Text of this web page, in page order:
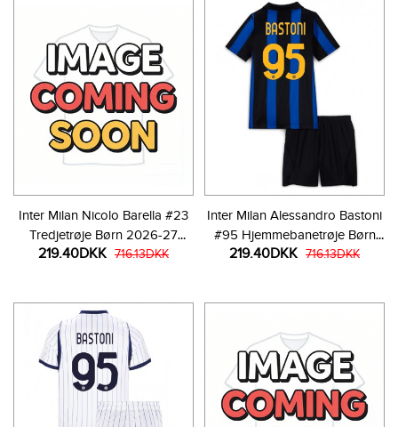
Inter Milan Nicolo Barella #23
Tredjetrøje Børn 2026-27
Kortærmet (+ Korte bukser)
219.40DKK 716.13DKK
Inter Milan Alessandro Bastoni
#95 Hjemmebanetrøje Børn
2026-27 Kortærmet (+ Korte
219.40DKK 716.13DKK